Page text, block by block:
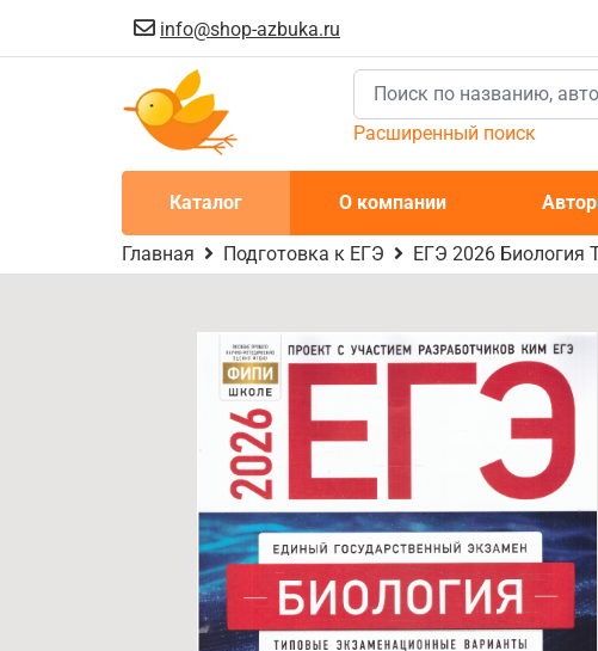
info@shop-azbuka.ru
Расширенный поиск
Каталог О компании
Главная Подготовка к ЕГЭ ЕГЭ 2026 Биология